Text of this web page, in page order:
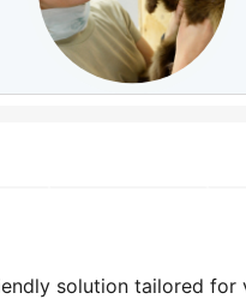
solution tailored for